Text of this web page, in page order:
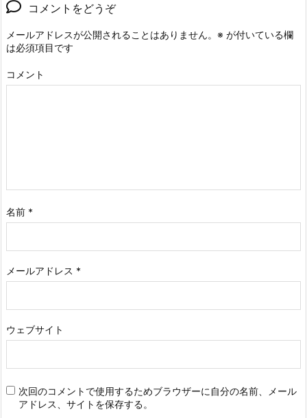
コメントをどうぞ
メールアドレスが公開されることはありません。 ※ が付いている欄
は必須項目です
コメント
名前 *
メールアドレス *
ウェブサイト
次回のコメントで使用するためブラウザーに自分の名前、メール
アドレス、サイトを保存する。